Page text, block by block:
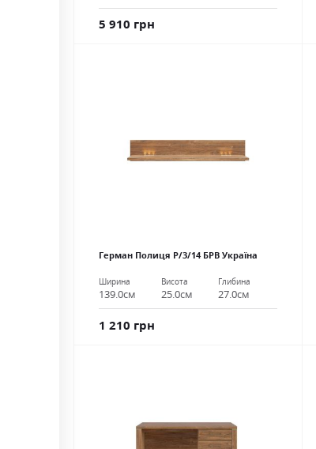
5 910 грн
Герман Полиця Р/3/14 БРВ Україна
Ширина
139.0см
Висота
25.0см
Глибина
27.0см
1 210 грн